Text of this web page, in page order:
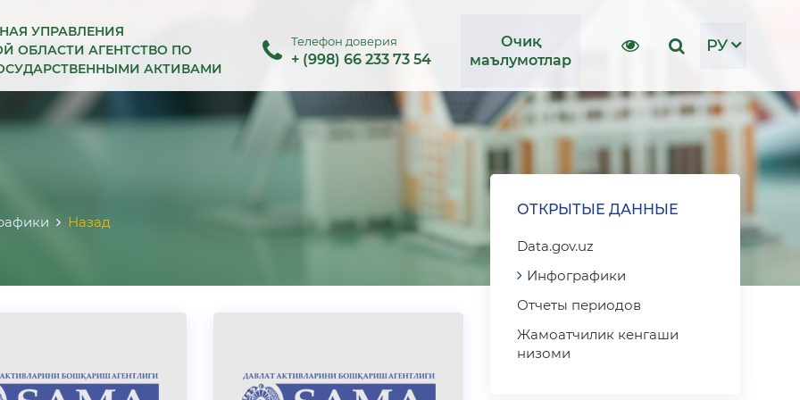
УПРАВЛЕНИЯ
ОБЛАСТИ АГЕНТСТВО ПО
АКТИВАМИ
Телефон доверия
+ (998) 66 233 73 54
Очиқ
маълумотлар
РУ
Назад
ОТКРЫТЫЕ ДАННЫЕ
Data.gov.uz
Инфографики
Отчеты периодов
Жамоатчилик кенгаши
низоми